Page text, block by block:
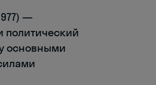
—
политический
основными